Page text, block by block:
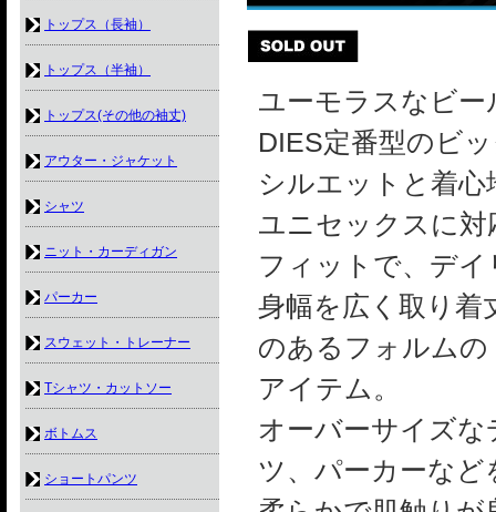
ユーモラスなビ
DIES定番型のビ
シルエットと着
ユニセックスに
フィットで、デ
身幅を広く取り着
のあるフォルム
アイテム。
オーバーサイズ
ツ、パーカーな
トップス（長袖）
トップス（半袖）
トップス(その他の袖丈)
アウター・ジャケット
シャツ
ニット・カーディガン
パーカー
スウェット・トレーナー
Tシャツ・カットソー
ボトムス
ショートパンツ